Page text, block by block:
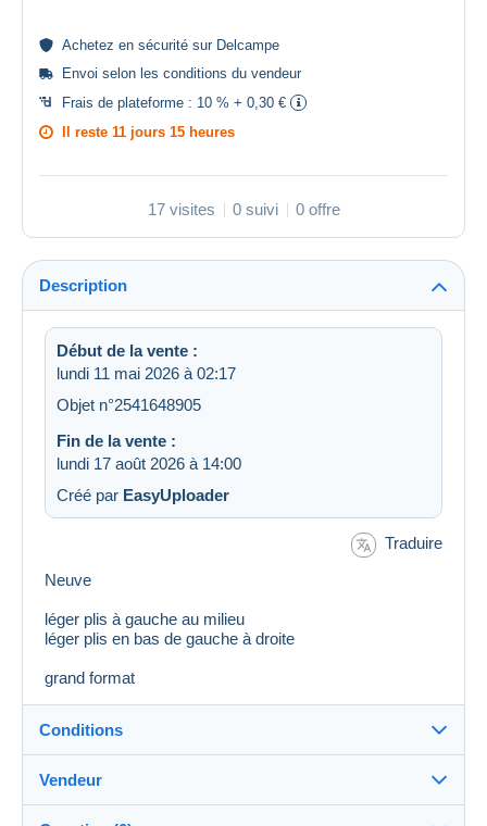
Achetez en sécurité sur Delcampe
Envoi selon les conditions du vendeur
Frais de plateforme : 10 % + 0,30 €
Il reste 11 jours 15 heures
17 visites 0 suivi 0 offre
Description
Début de la vente :
lundi 11 mai 2026 à 02:17
Objet n°2541648905
Fin de la vente :
lundi 17 août 2026 à 14:00
Créé par EasyUploader
Traduire
Neuve
léger plis à gauche au milieu
léger plis en bas de gauche à droite
grand format
Conditions
Destination :
Vendeur